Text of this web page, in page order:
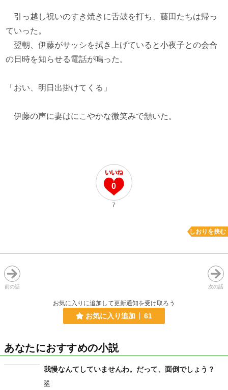
引っ越し祝いのすき焼きに舌鼓を打ち、藤田たちは帰っ
ていった。
翌朝、伊藤がサッシを拭き上げていると小夜子との会合
の日時を知らせる電話が鳴った。
「おい、明日出掛けてくる」
伊藤の声に妻はにこやかな微笑みで頷いた。
0
7
しおりを挟む
前の話 次の話
お気に入りに追加して更新通知を受け取ろう
お気に入り追加 61
あなたにおすすめの小説
我慢なんてしていませんわ。だって、面倒でしょう？
翠